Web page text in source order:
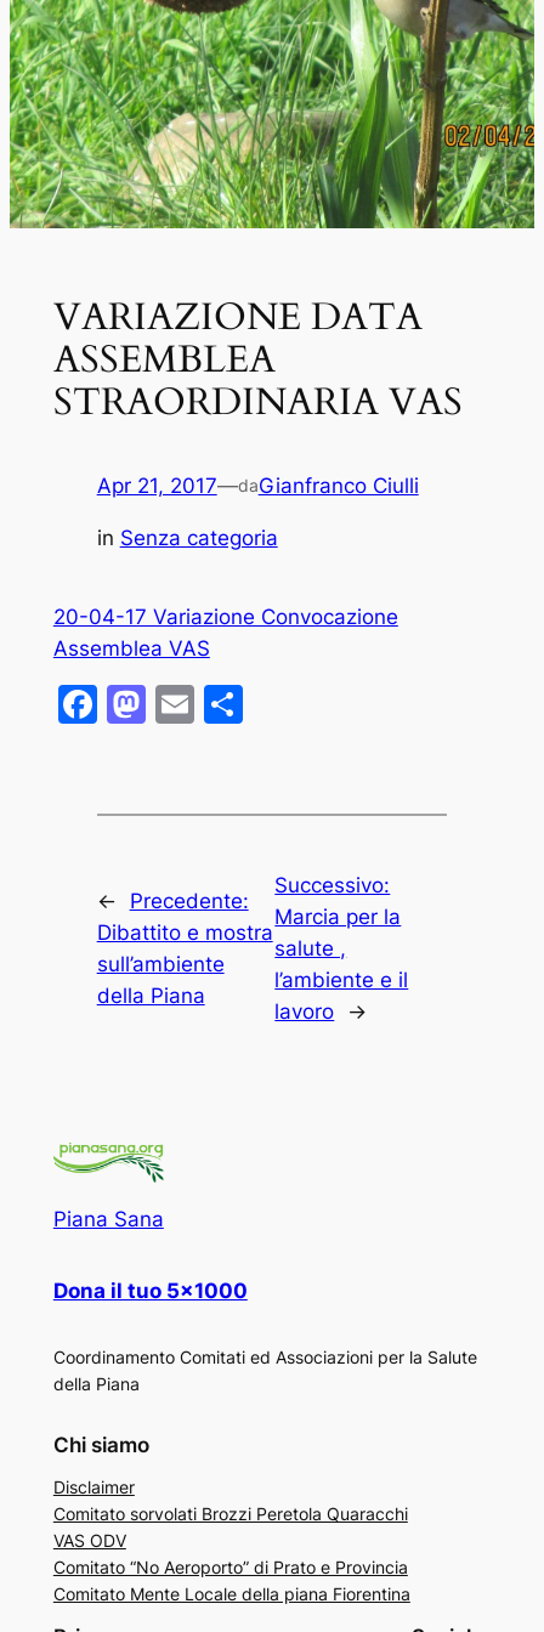
VARIAZIONE DATA
ASSEMBLEA
STRAORDINARIA VAS
Apr 21, 2017—daGianfranco Ciulli
in Senza categoria
20-04-17 Variazione Convocazione
Assemblea VAS
Facebook
Mastodon
EmailCondividi
←
Precedente:
Dibattito e mostra
sull’ambiente
della Piana
Successivo:
Marcia per la
salute ,
l’ambiente e il
lavoro
→
Piana Sana
Dona il tuo 5×1000
Coordinamento Comitati ed Associazioni per la Salute
della Piana
Chi siamo
Disclaimer
Comitato sorvolati Brozzi Peretola Quaracchi
VAS ODV
Comitato “No Aeroporto” di Prato e Provincia
Comitato Mente Locale della piana Fiorentina